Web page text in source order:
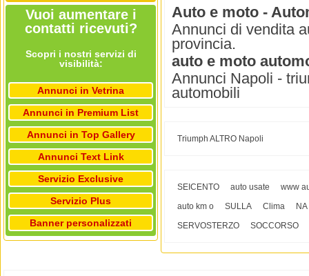
Vuoi aumentare i
contatti ricevuti?
Scopri i nostri servizi di
visibilità:
Annunci in Vetrina
Annunci in Premium List
Annunci in Top Gallery
Annunci Text Link
Servizio Exclusive
Servizio Plus
Banner personalizzati
Auto e moto -
Annunci di vendita
provincia.
auto e moto
Annunci Napoli -
automobili
Triumph ALTRO Napoli
SEICENTO auto usate
www
auto km o
SULLA Clima
NA
SERVOSTERZO
SOCCORSO